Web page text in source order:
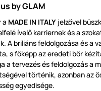
by GLAM
a MADE IN ITALY jelzővel
ívelő karriernek és a
A briliáns feldolgozása és a
s főképp az eredeti bőr
a tervezés és feldolgozás a
történik, azonban az
egyedisége.